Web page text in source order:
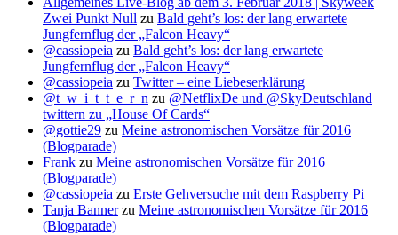
Zwei Punkt Null zu Bald geht’s los: der lang erwartete
Jungfernflug der „Falcon Heavy“
@cassiopeia zu Bald geht’s los: der lang erwartete
Jungfernflug der „Falcon Heavy“
@cassiopeia zu Twitter – eine Liebeserklärung
@t_w_i_t_t_e_r_n zu @NetflixDe und @SkyDeutschland
twittern zu „House Of Cards“
@gottie29 zu Meine astronomischen Vorsätze für 2016
(Blogparade)
Frank zu Meine astronomischen Vorsätze für 2016
(Blogparade)
@cassiopeia zu Erste Gehversuche mit dem Raspberry Pi
Tanja Bannerzu Meine astronomischen Vorsätze für 2016
(Blogparade)